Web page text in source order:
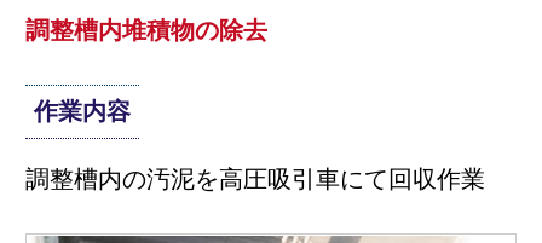
調整槽内堆積物の除去
作業内容
調整槽内の汚泥を高圧吸引車にて回収作業